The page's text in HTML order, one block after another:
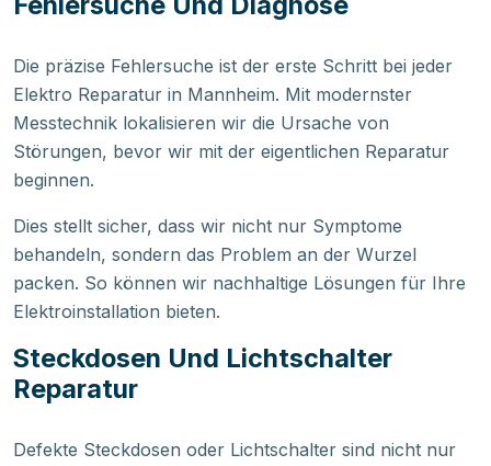
Die präzise Fehlersuche ist der erste Schritt bei jeder
Elektro Reparatur in Mannheim. Mit modernster
Messtechnik lokalisieren wir die Ursache von
Störungen, bevor wir mit der eigentlichen Reparatur
beginnen.
Dies stellt sicher, dass wir nicht nur Symptome
behandeln, sondern das Problem an der Wurzel
packen. So können wir nachhaltige Lösungen für Ihre
Elektroinstallation bieten.
Steckdosen Und Lichtschalter
Reparatur
Defekte Steckdosen oder Lichtschalter sind nicht nur